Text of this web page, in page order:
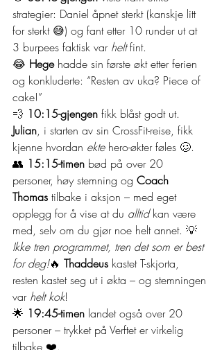
strategier: Daniel åpnet sterkt (kanskje litt
for sterkt 😅) og fant etter 10 runder ut at
3 burpees faktisk var helt fint.
😂 Hege hadde sin første økt etter ferien
og konkluderte: “Resten av uka? Piece of
cake!”
💨 10:15-gjengen fikk blåst godt ut.
Julian, i starten av sin CrossFit-reise, fikk
kjenne hvordan ekte hero-økter føles 🥴.
👥 15:15-timen bød på over 20
personer, høy stemning og Coach
Thomas tilbake i aksjon – med eget
opplegg for å vise at du alltid kan være
med, selv om du gjør noe helt annet. 💡
Ikke tren programmet, tren det som er best
for deg!🔥 Thaddeus kastet T-skjorta,
resten kastet seg ut i økta – og stemningen
var helt kok!
🌟 19:45-timen landet også over 20
personer – trykket på Verftet er virkelig
tilbake ❤️.